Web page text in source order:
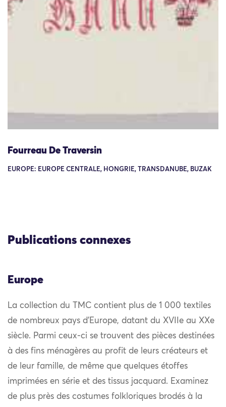
Fourreau De Traversin
EUROPE: EUROPE CENTRALE, HONGRIE, TRANSDANUBE, BUZAK
Publications connexes
Europe
La collection du TMC contient plus de 1 000 textiles
de nombreux pays d’Europe, datant du XVIIe au XXe
siècle. Parmi ceux-ci se trouvent des pièces destinées
à des fins ménagères au profit de leurs créateurs et
de leur famille, de même que quelques étoffes
imprimées en série et des tissus jacquard. Examinez
de plus près des costumes folkloriques brodés à la